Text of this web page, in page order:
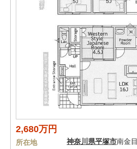
2,680万円
所在地 神奈川県平塚市南金目